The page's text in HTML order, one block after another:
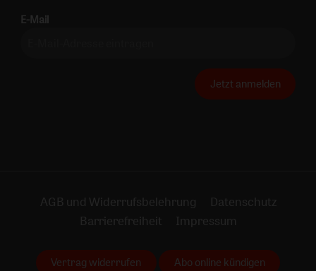
E-Mail
Jetzt anmelden
AGB und Widerrufsbelehrung
Datenschutz
Barrierefreiheit
Impressum
Vertrag widerrufen Abo online kündigen